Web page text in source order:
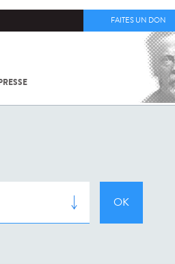
FAITES UN DON
COV-2 /